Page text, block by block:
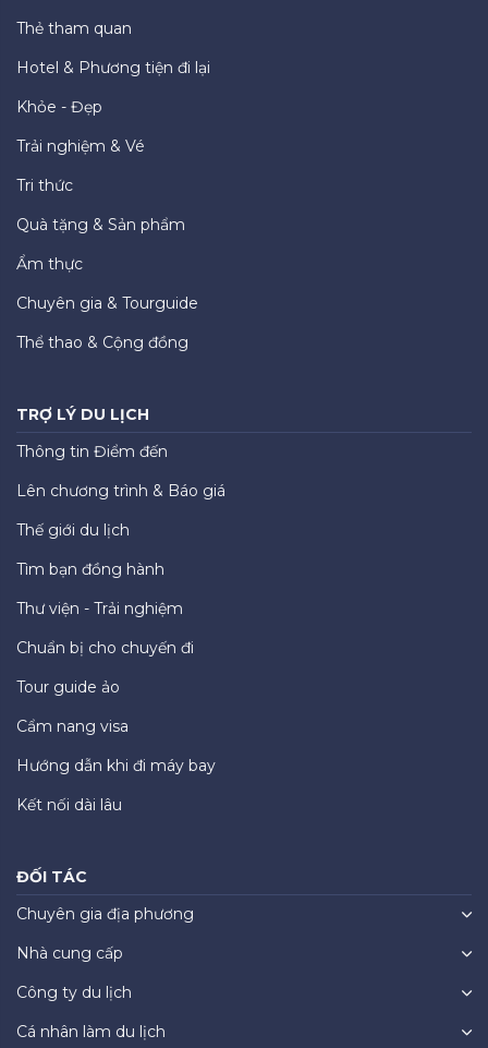
Thẻ tham quan
Hotel & Phương tiện đi lại
Khỏe - Đẹp
Trải nghiệm & Vé
Tri thức
Quà tặng & Sản phẩm
Ẩm thực
Chuyên gia & Tourguide
Thể thao & Cộng đồng
TRỢ LÝ DU LỊCH
Thông tin Điểm đến
Lên chương trình & Báo giá
Thế giới du lịch
Tìm bạn đồng hành
Thư viện - Trải nghiệm
Chuẩn bị cho chuyến đi
Tour guide ảo
Cẩm nang visa
Hướng dẫn khi đi máy bay
Kết nối dài lâu
ĐỐI TÁC
Chuyên gia địa phương
Nhà cung cấp
Công ty du lịch
Cá nhân làm du lịch